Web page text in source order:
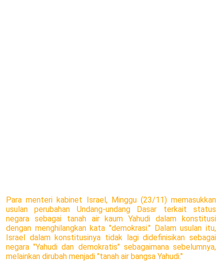
Para menteri kabinet Israel, Minggu (23/11) memasukkan
usulan perubahan Undang-undang Dasar terkait status
negara sebagai tanah air kaum Yahudi dalam konstitusi
dengan menghilangkan kata "demokrasi." Dalam usulan itu,
Israel dalam konstitusinya tidak lagi didefinisikan sebagai
negara "Yahudi dan demokratis" sebagaimana sebelumnya,
melainkan dirubah menjadi "tanah air bangsa Yahudi."